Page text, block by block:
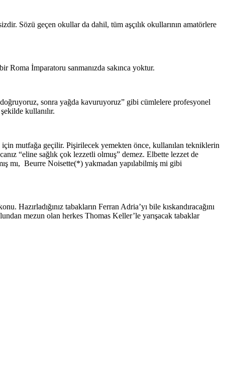
Sözü geçen okullar da dahil, tüm aşçılık okullarının amatörlere
Roma İmparatoru sanmanızda sakınca yoktur.
sonra yağda kavuruyoruz” gibi cümlelere profesyonel
kullanılır.
mutfağa geçilir. Pişirilecek yemekten önce, kullanılan tekniklerin
“eline sağlık çok lezzetli olmuş” demez. Elbette lezzet de
mı, Beurre Noisette(*) yakmadan yapılabilmiş mi gibi
Hazırladığınız tabakların Ferran Adria’yı bile kıskandıracağını
mezun olan herkes Thomas Keller’le yarışacak tabaklar